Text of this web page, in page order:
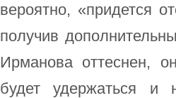
вероятно, «придется
получив
Ирманова оттеснен,
будет удержаться и